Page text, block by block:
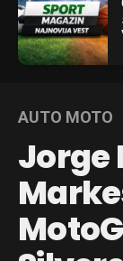
AUTO MOTO
Jorge